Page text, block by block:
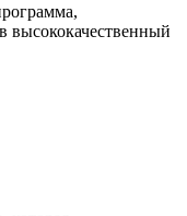
высококачественный